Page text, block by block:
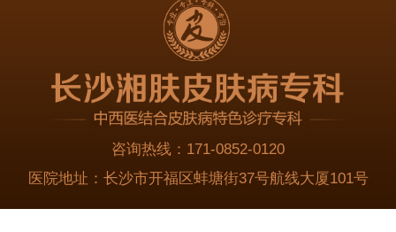
咨询热线： 171-0852-0120
医院地址： 长沙市开福区蚌塘街37号航线大厦101号